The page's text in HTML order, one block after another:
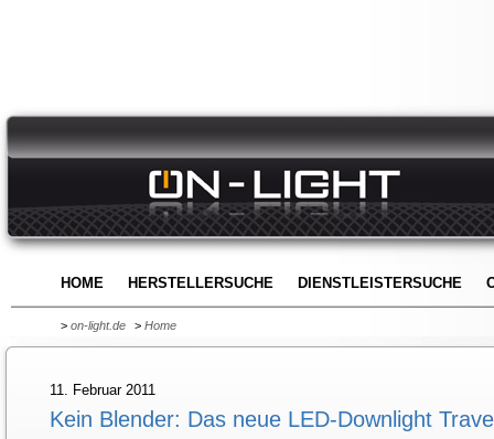
HOME HERSTELLERSUCHE DIENSTLEISTERSUCHE
> on-light.de > Home
11. Februar 2011
Kein Blender: Das neue LED-Downlight